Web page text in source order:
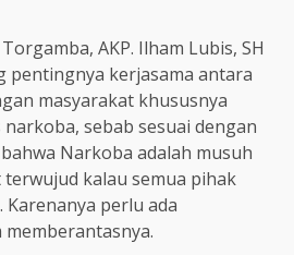
AKP. Ilham Lubis, SH
pentingnya kerjasama antara
masyarakat khususnya
sebab sesuai dengan
Narkoba adalah musuh
kalau semua pihak
perlu ada
memberantasnya.